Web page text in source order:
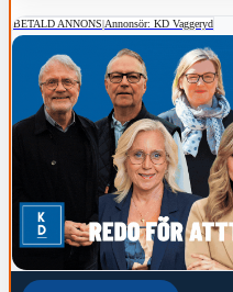
BETALD ANNONS|Annonsör: KD Vaggeryd